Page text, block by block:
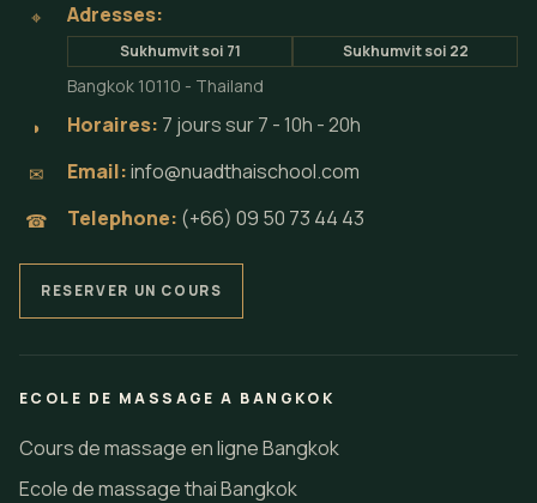
⌖ Adresses:
Sukhumvit soi 71 Sukhumvit soi 22
Bangkok 10110 - Thailand
◗ Horaires: 7 jours sur 7 - 10h - 20h
✉ Email:info@nuadthaischool.com
☎ Telephone: (+66) 09 50 73 44 43
RESERVER UN COURS
ECOLE DE MASSAGE A BANGKOK
Cours de massage en ligne Bangkok
Ecole de massage thai Bangkok